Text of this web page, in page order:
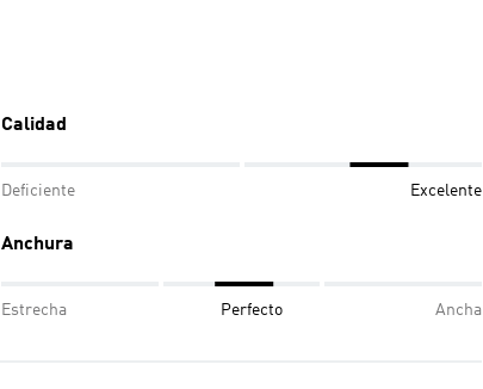
Calidad
Deficiente Excelente
Anchura
Estrecha Perfecto Ancha